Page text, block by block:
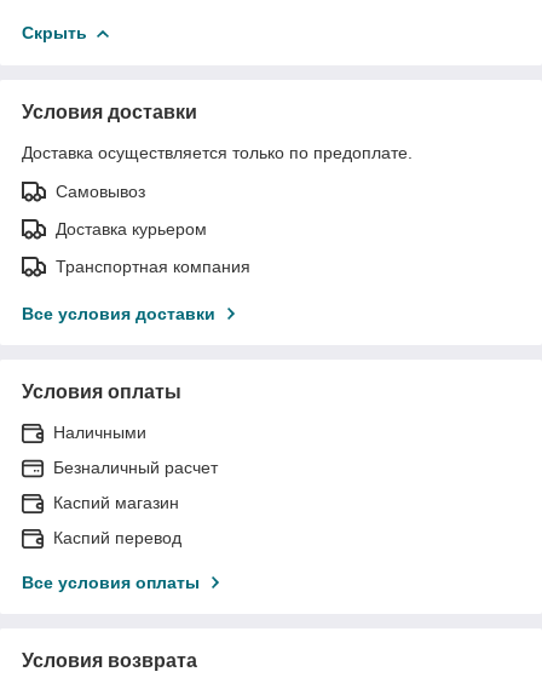
Скрыть
Условия доставки
Доставка осуществляется только по предоплате.
Самовывоз
Доставка курьером
Транспортная компания
Все условия доставки
Условия оплаты
Наличными
Безналичный расчет
Каспий магазин
Каспий перевод
Все условия оплаты
Условия возврата